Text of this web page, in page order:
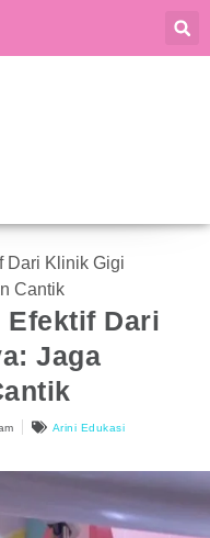
Dari Klinik Gigi
Cantik
Efektif Dari
Jaga
Arini Edukasi